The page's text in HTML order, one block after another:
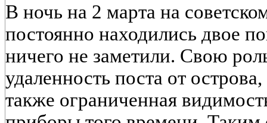
В ночь на 2 марта на
постоянно находились двое
ничего не заметили. Свою
удаленность поста от
также ограниченная